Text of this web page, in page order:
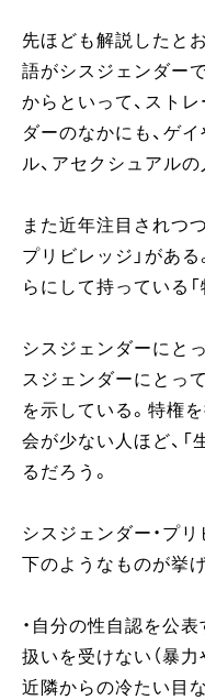
先ほども解説したと
語がシスジェンダー
からといって、スト
ダーのなかにも、ゲ
ル、アセクシュアル
また近年注目されつ
プリビレッジ」があ
らにして持っている「
シスジェンダーにと
スジェンダーにとっ
を示している。特権
会が少ない人ほど、「
るだろう。
シスジェンダー・プ
下のようなものが挙げ
・自分の性自認を公
扱いを受けない（暴力
近隣からの冷たい目な